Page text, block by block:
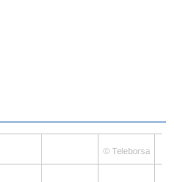
© Teleborsa